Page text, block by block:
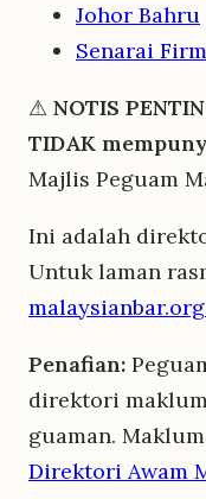
Johor Bahru
Senarai
⚠ NOTIS
TIDAK
Majlis Peguam
Ini adalah
Untuk laman
Penafian:
direktori
guaman.
Direktori Awam